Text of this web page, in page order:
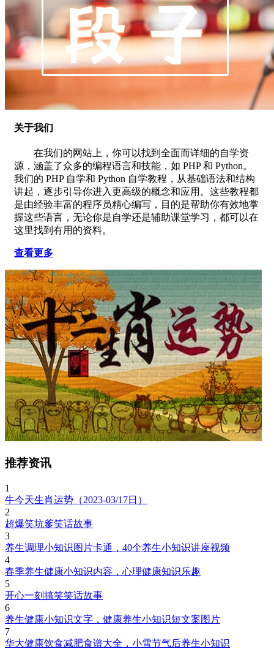
关于我们
在我们的网站上，你可以找到全面而详细的自学资
源，涵盖了众多的编程语言和技能，如 PHP 和 Python。
我们的 PHP 自学和 Python 自学教程，从基础语法和结构
讲起，逐步引导你进入更高级的概念和应用。这些教程都
是由经验丰富的程序员精心编写，目的是帮助你有效地掌
握这些语言，无论你是自学还是辅助课堂学习，都可以在
这里找到有用的资料。
查看更多
推荐资讯
1
牛今天生肖运势（2023-03/17日）
2
超爆笑坑爹笑话故事
3
养生调理小知识图片卡通，40个养生小知识讲座视频
4
春季养生健康小知识内容，心理健康知识乐趣
5
开心一刻搞笑笑话故事
6
养生健康小知识文字，健康养生小知识短文案图片
7
华大健康饮食减肥食谱大全，小雪节气后养生小知识